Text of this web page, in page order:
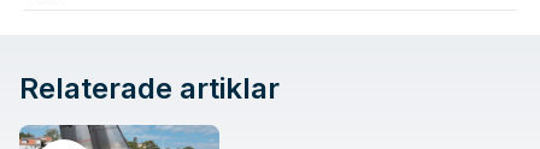
Relaterade artiklar